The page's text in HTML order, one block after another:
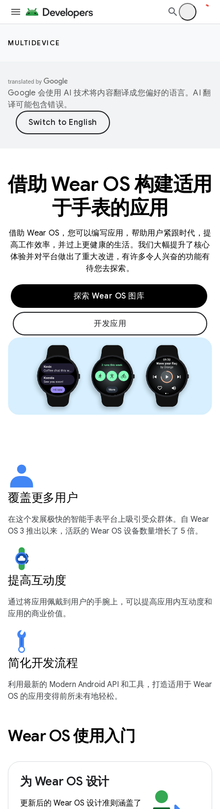
MULTIDEVICE
Google 会使用 AI 技术将内容翻译成您偏好的语言。AI 翻
译可能包含错误。
借助 Wear OS 构建适用
于手表的应用
借助 Wear OS，您可以编写应用，帮助用户紧跟时代，提
高工作效率，并过上更健康的生活。我们大幅提升了核心
体验并对平台做出了重大改进，有许多令人兴奋的功能有
待您去探索。
探索 Wear OS 图库
开发应用
覆盖更多用户
在这个发展极快的智能手表平台上吸引受众群体。自 Wear
OS 3 推出以来，活跃的 Wear OS 设备数量增长了 5 倍。
提高互动度
通过将应用佩戴到用户的手腕上，可以提高应用内互动度和
应用的商业价值。
简化开发流程
利用最新的 Modern Android API 和工具，打造适用于 Wear
OS 的应用变得前所未有地轻松。
Wear OS 使用入门
为 Wear OS 设计
更新后的 Wear OS 设计准则涵盖了